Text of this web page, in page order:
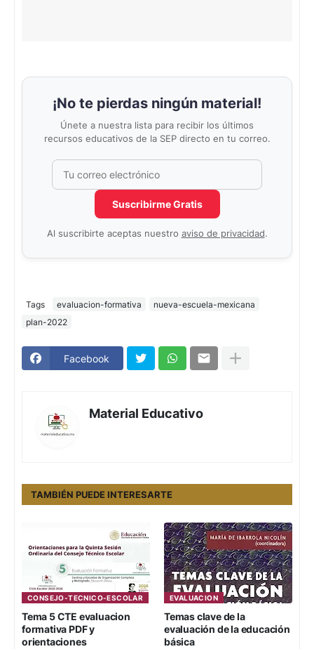
¡No te pierdas ningún material!
Únete a nuestra lista para recibir los últimos
recursos educativos de la SEP directo en tu correo.
No completar este campo
Suscribirme Gratis
Al suscribirte aceptas nuestro aviso de privacidad.
Tags evaluacion-formativa
nueva-escuela-mexicana
plan-2022
Facebook
Material Educativo
TAMBIÉN PUEDE INTERESARTE
CONSEJO-TECNICO-ESCOLAR
Tema 5 CTE evaluacion
formativa PDF y
orientaciones
EVALUACION
Temas clave de la
evaluación de la educación
básica